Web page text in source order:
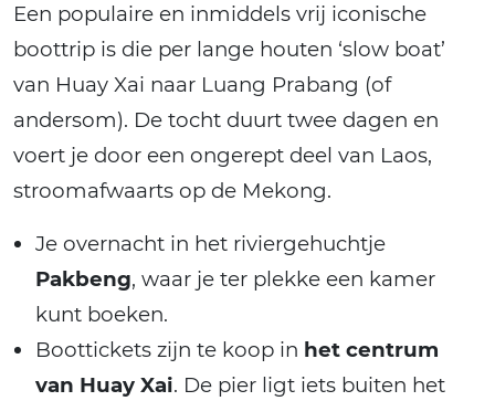
Een populaire en inmiddels vrij iconische
boottrip is die per lange houten ‘slow boat’
van Huay Xai naar Luang Prabang (of
andersom). De tocht duurt twee dagen en
voert je door een ongerept deel van Laos,
stroomafwaarts op de Mekong.
Je overnacht in het riviergehuchtje
Pakbeng, waar je ter plekke een kamer
kunt boeken.
Boottickets zijn te koop in het centrum
van Huay Xai. De pier ligt iets buiten het